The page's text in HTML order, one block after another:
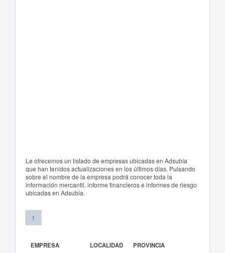
Le ofrecemos un listado de empresas ubicadas en Adsubia
que han tenidos actualizaciones en los últimos días. Pulsando
sobre el nombre de la empresa podrá conocer toda la
información mercantil, informe financieros e informes de riesgo
ubicadas en Adsubia.
1
EMPRESA LOCALIDAD PROVINCIA